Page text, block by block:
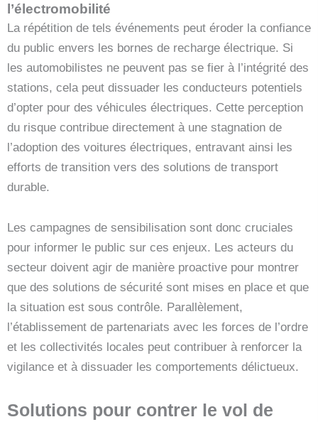
l’électromobilité
La répétition de tels événements peut éroder la confiance
du public envers les bornes de recharge électrique. Si
les automobilistes ne peuvent pas se fier à l’intégrité des
stations, cela peut dissuader les conducteurs potentiels
d’opter pour des véhicules électriques. Cette perception
du risque contribue directement à une stagnation de
l’adoption des voitures électriques, entravant ainsi les
efforts de transition vers des solutions de transport
durable.
Les campagnes de sensibilisation sont donc cruciales
pour informer le public sur ces enjeux. Les acteurs du
secteur doivent agir de manière proactive pour montrer
que des solutions de sécurité sont mises en place et que
la situation est sous contrôle. Parallèlement,
l’établissement de partenariats avec les forces de l’ordre
et les collectivités locales peut contribuer à renforcer la
vigilance et à dissuader les comportements délictueux.
Solutions pour contrer le vol de